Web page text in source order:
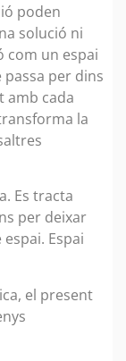
poden
solució ni
com un espai
per dins
amb cada
la
Es tracta
per deixar
Espai
el present